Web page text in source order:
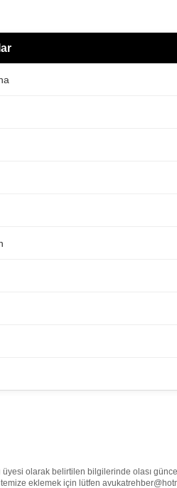
üyesi olarak belirtilen bilgilerinde olası
eklemek için lütfen